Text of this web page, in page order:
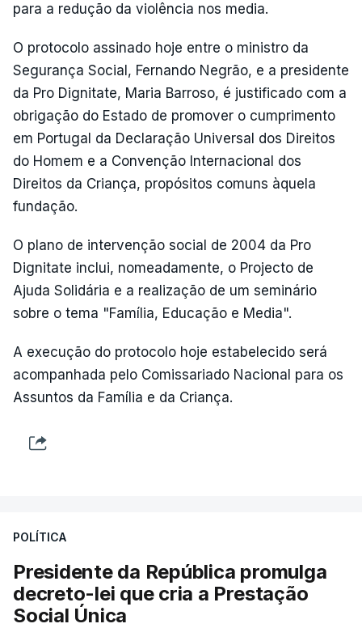
para a redução da violência nos media.
O protocolo assinado hoje entre o ministro da
Segurança Social, Fernando Negrão, e a presidente
da Pro Dignitate, Maria Barroso, é justificado com a
obrigação do Estado de promover o cumprimento
em Portugal da Declaração Universal dos Direitos
do Homem e a Convenção Internacional dos
Direitos da Criança, propósitos comuns àquela
fundação.
O plano de intervenção social de 2004 da Pro
Dignitate inclui, nomeadamente, o Projecto de
Ajuda Solidária e a realização de um seminário
sobre o tema "Família, Educação e Media".
A execução do protocolo hoje estabelecido será
acompanhada pelo Comissariado Nacional para os
Assuntos da Família e da Criança.
POLÍTICA
Presidente da República promulga
decreto-lei que cria a Prestação
Social Única